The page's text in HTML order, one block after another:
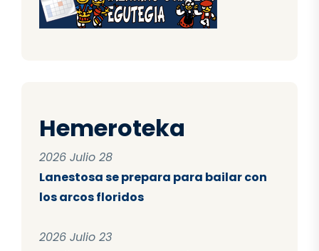
Hemeroteka
2026 Julio 28
Lanestosa se prepara para bailar con
los arcos floridos
2026 Julio 23